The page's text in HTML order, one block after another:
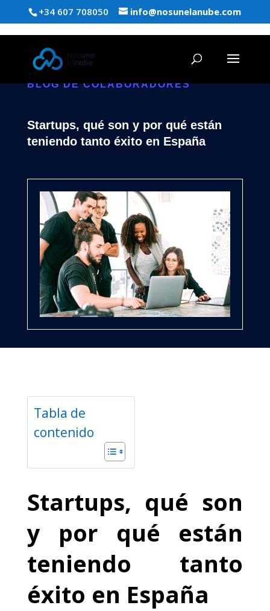
+34 607 708050 info@nosunelanube.com
BLOG DE COLABORADORES
Startups, qué son y por qué están
teniendo tanto éxito en España
Tabla de
contenido
Startups, qué son
y por qué están
teniendo tanto
éxito en España